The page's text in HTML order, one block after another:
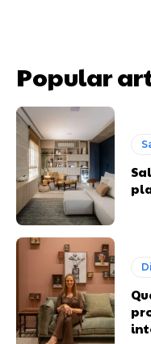
Popular